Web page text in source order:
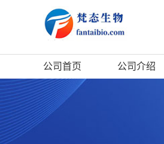
公司首页 公司介绍